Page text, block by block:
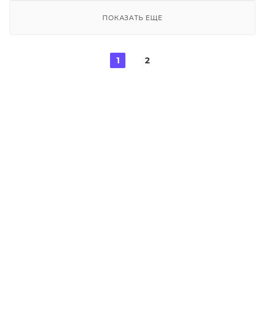
ПОКАЗАТЬ ЕЩЕ
1 2